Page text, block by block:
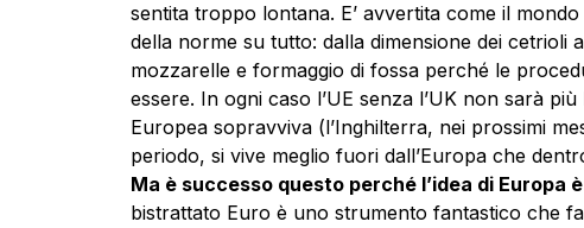
sentita troppo lontana. E’ avvertita come il
della norme su tutto: dalla dimensione dei
mozzarelle e formaggio di fossa perché le
essere. In ogni caso l’UE senza l’UK non sarà
Europea sopravviva (l’Inghilterra, nei prossimi
periodo, si vive meglio fuori dall’Europa che
Ma è successo questo perché l’idea di Europa
bistrattato Euro è uno strumento fantastico che